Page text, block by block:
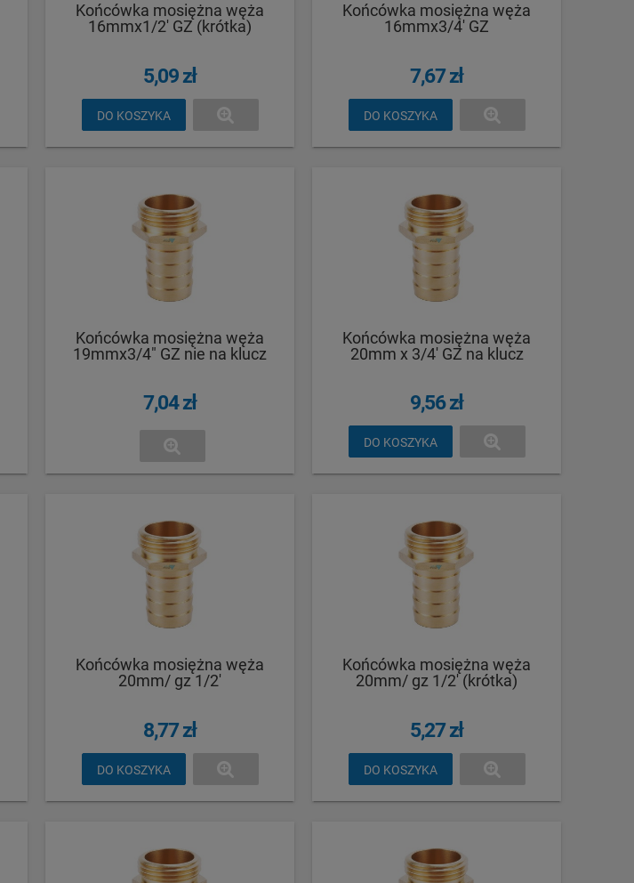
Końcówka mosiężna węża
16mmx1/2' GZ (krótka)
5,09 zł
DO KOSZYKA
Końcówka mosiężna węża
16mmx3/4' GZ
7,67 zł
DO KOSZYKA
Końcówka mosiężna węża
19mmx3/4" GZ nie na klucz
7,04 zł
Końcówka mosiężna węża
20mm x 3/4' GZ na klucz
9,56 zł
DO KOSZYKA
Końcówka mosiężna węża
20mm/ gz 1/2'
8,77 zł
DO KOSZYKA
Końcówka mosiężna węża
20mm/ gz 1/2' (krótka)
5,27 zł
DO KOSZYKA